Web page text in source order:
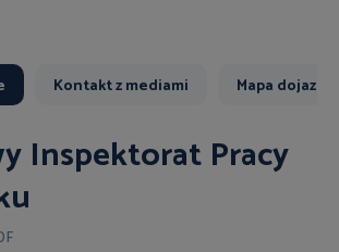
Kontakt z mediami Mapa dojazdu
Inspektorat Pracy